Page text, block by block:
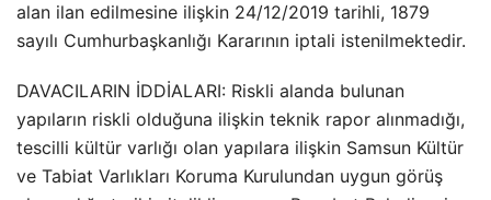
alan ilan edilmesine ilişkin 24/12/2019 tarihli, 1879
sayılı Cumhurbaşkanlığı Kararının iptali istenilmektedir.
DAVACILARIN İDDİALARI: Riskli alanda bulunan
yapıların riskli olduğuna ilişkin teknik rapor alınmadığı,
tescilli kültür varlığı olan yapılara ilişkin Samsun Kültür
ve Tabiat Varlıkları Koruma Kurulundan uygun görüş